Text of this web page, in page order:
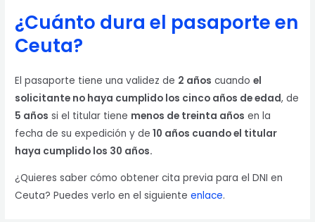
¿Cuánto dura el pasaporte en
Ceuta?
El pasaporte tiene una validez de 2 años cuandoel
solicitante no haya cumplido los cinco años de edad, de
5 años si el titular tiene menos de treinta años en la
fecha de su expedición y de 10 años cuando el titular
haya cumplido los 30 años.
¿Quieres saber cómo obtener cita previa para el DNI en
Ceuta? Puedes verlo en el siguienteenlace.